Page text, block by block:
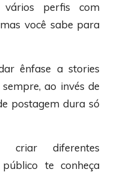
perfis com
você sabe para
ênfase a stories
ao invés de
postagem dura só
criar diferentes
te conheça